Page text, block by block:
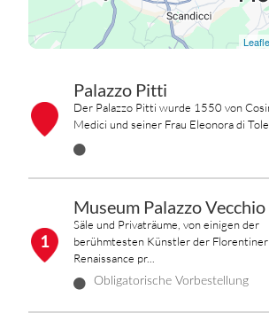
Palazzo Pitti
Der Palazzo Pitti wurde 1550 von
Medici und seiner Frau Eleonora di
1
Museum Palazzo Vecchio
Säle und Privaträume, von einigen der
berühmtesten Künstler der Florentiner
Renaissance pr...
Obligatorische Vorbestellung